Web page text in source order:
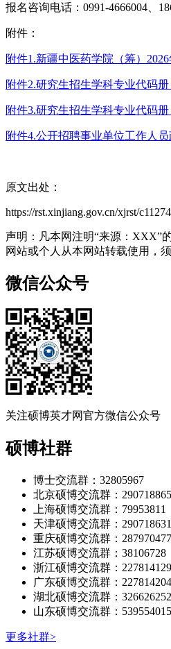
报名咨询电话：0991-4666004、
附件：
附件1.新疆中医药学院（筹）
附件2.研究生招生学科专业代码册
附件3.研究生招生学科专业代码册
附件4.公开招聘事业单位工作人
原文出处：
https://rst.xinjiang.gov.cn/xjrst/
声明：凡本网注明“来源：XXX”
网站或个人从本网站转载使用，
微信公众号
关注硕博英才网官方微信公众号
硕博社群
博士交流群：32805967
北京硕博交流群：290718865
上海硕博交流群：79953811
天津硕博交流群：290718631
重庆硕博交流群：287970477
江苏硕博交流群：38106728
浙江硕博交流群：227814129
广东硕博交流群：227814204
湖北硕博交流群：326626252
山东硕博交流群：539554015
更多社群>